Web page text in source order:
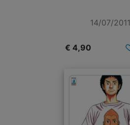
14/07/2011
€ 4,90